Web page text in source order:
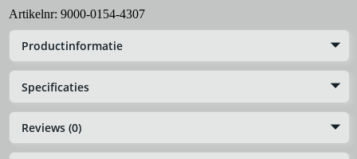
Artikelnr: 9000-0154-4307
Productinformatie
Specificaties
Reviews (0)